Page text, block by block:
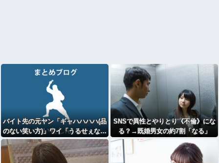
バイト先の元ヤン「ギャハハハハ(品
のない笑い方)」ワイ「うるせぇな…
どうせFランだろ…」ﾎﾞｿﾎﾞｿ
SNSで異性とやりとり《不倫》にな
る？→既婚男女の約7割「なる」